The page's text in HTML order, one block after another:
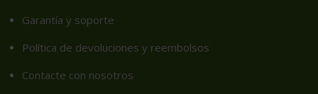
Garantía y soporte
Política de devoluciones y reembolsos
Contacte con nosotros